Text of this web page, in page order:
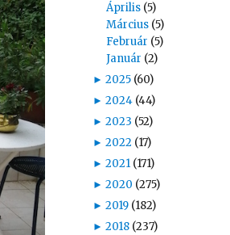
Április (5)
Március (5)
Február (5)
Január (2)
► 2025 (60)
► 2024 (44)
► 2023 (52)
► 2022 (17)
► 2021 (171)
► 2020 (275)
► 2019 (182)
► 2018 (237)